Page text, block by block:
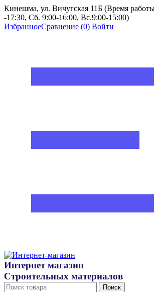
Кинешма, ул. Вичугская 11Б (Время
-17:30, Сб. 9:00-16:00, Вс.9:00-15:00)
ИзбранноеСравнение (0) Войти
Интернет магазин
Строительных материалов
Поиск